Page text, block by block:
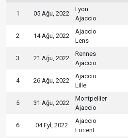
1 05 Ağu, 2022
Lyon
Ajaccio
2 14 Ağu, 2022
Ajaccio
Lens
3 21 Ağu, 2022
Rennes
Ajaccio
4 26 Ağu, 2022
Ajaccio
Lille
5 31 Ağu, 2022
Montpellier
Ajaccio
6 04 Eyl, 2022
Ajaccio
Lorient